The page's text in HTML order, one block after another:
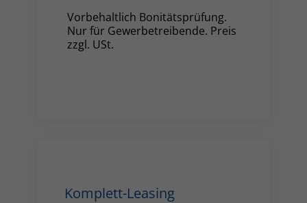
Vorbehaltlich Bonitätsprüfung.
Nur für Gewerbetreibende. Preis
zzgl. USt.
Komplett-Leasing